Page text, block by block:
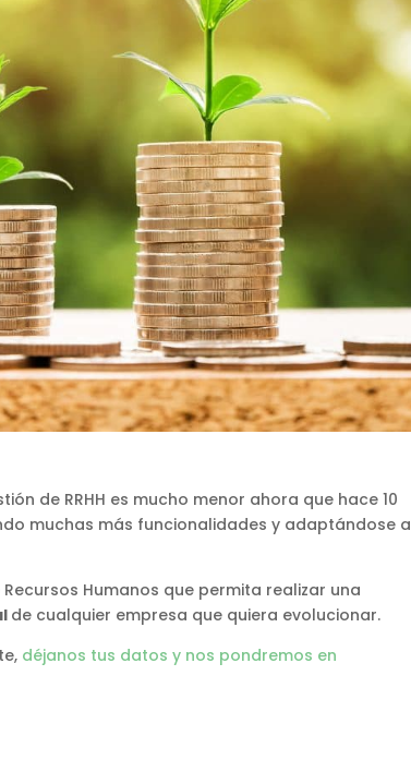
de RRHH es mucho menor ahora que hace 10
muchas más funcionalidades y adaptándose a
Humanos que permita realizar una
de cualquier empresa que quiera evolucionar.
déjanos tus datos y nos pondremos en